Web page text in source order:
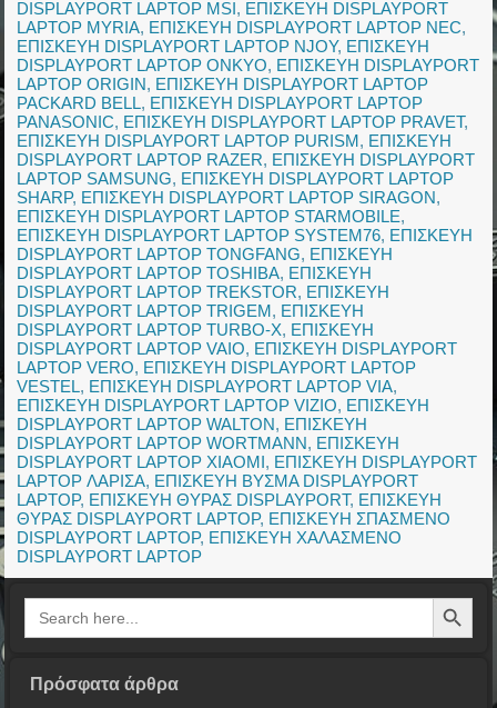
DISPLAYPORT LAPTOP MSI, ΕΠΙΣΚΕΥΗ DISPLAYPORT
LAPTOP MYRIA, ΕΠΙΣΚΕΥΗ DISPLAYPORT LAPTOP NEC,
ΕΠΙΣΚΕΥΗ DISPLAYPORT LAPTOP NJOY, ΕΠΙΣΚΕΥΗ
DISPLAYPORT LAPTOP ONKYO, ΕΠΙΣΚΕΥΗ DISPLAYPORT
LAPTOP ORIGIN, ΕΠΙΣΚΕΥΗ DISPLAYPORT LAPTOP
PACKARD BELL, ΕΠΙΣΚΕΥΗ DISPLAYPORT LAPTOP
PANASONIC, ΕΠΙΣΚΕΥΗ DISPLAYPORT LAPTOP PRAVET,
ΕΠΙΣΚΕΥΗ DISPLAYPORT LAPTOP PURISM, ΕΠΙΣΚΕΥΗ
DISPLAYPORT LAPTOP RAZER, ΕΠΙΣΚΕΥΗ DISPLAYPORT
LAPTOP SAMSUNG, ΕΠΙΣΚΕΥΗ DISPLAYPORT LAPTOP
SHARP, ΕΠΙΣΚΕΥΗ DISPLAYPORT LAPTOP SIRAGON,
ΕΠΙΣΚΕΥΗ DISPLAYPORT LAPTOP STARMOBILE,
ΕΠΙΣΚΕΥΗ DISPLAYPORT LAPTOP SYSTEM76, ΕΠΙΣΚΕΥΗ
DISPLAYPORT LAPTOP TONGFANG, ΕΠΙΣΚΕΥΗ
DISPLAYPORT LAPTOP TOSHIBA, ΕΠΙΣΚΕΥΗ
DISPLAYPORT LAPTOP TREKSTOR, ΕΠΙΣΚΕΥΗ
DISPLAYPORT LAPTOP TRIGEM, ΕΠΙΣΚΕΥΗ
DISPLAYPORT LAPTOP TURBO-X, ΕΠΙΣΚΕΥΗ
DISPLAYPORT LAPTOP VAIO, ΕΠΙΣΚΕΥΗ DISPLAYPORT
LAPTOP VERO, ΕΠΙΣΚΕΥΗ DISPLAYPORT LAPTOP
VESTEL, ΕΠΙΣΚΕΥΗ DISPLAYPORT LAPTOP VIA,
ΕΠΙΣΚΕΥΗ DISPLAYPORT LAPTOP VIZIO, ΕΠΙΣΚΕΥΗ
DISPLAYPORT LAPTOP WALTON, ΕΠΙΣΚΕΥΗ
DISPLAYPORT LAPTOP WORTMANN, ΕΠΙΣΚΕΥΗ
DISPLAYPORT LAPTOP XIAOMI, ΕΠΙΣΚΕΥΗ DISPLAYPORT
LAPTOP ΛΑΡΙΣΑ, ΕΠΙΣΚΕΥΗ ΒΥΣΜΑ DISPLAYPORT
LAPTOP, ΕΠΙΣΚΕΥΗ ΘΥΡΑΣ DISPLAYPORT, ΕΠΙΣΚΕΥΗ
ΘΥΡΑΣ DISPLAYPORT LAPTOP, ΕΠΙΣΚΕΥΗ ΣΠΑΣΜΕΝΟ
DISPLAYPORT LAPTOP, ΕΠΙΣΚΕΥΗ ΧΑΛΑΣΜΕΝΟ
DISPLAYPORT LAPTOP
Search
for:
Search Button
Πρόσφατα άρθρα